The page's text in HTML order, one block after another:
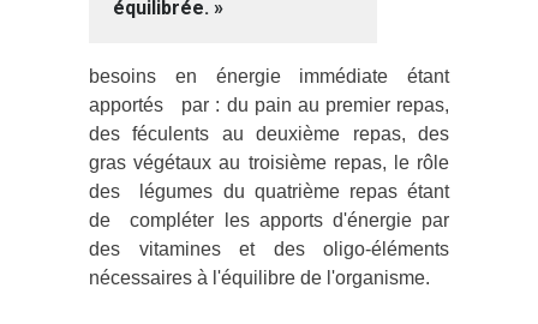
équilibrée. »
besoins en énergie immédiate étant
apportés par : du pain au premier repas,
des féculents au deuxième repas, des
gras végétaux au troisième repas, le rôle
des légumes du quatrième repas étant
de compléter les apports d'énergie par
des vitamines et des oligo-éléments
nécessaires à l'équilibre de l'organisme.